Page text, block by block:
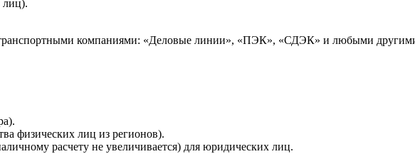
лиц).
компаниями: «Деловые линии», «ПЭК», «СДЭК» и любыми
физических лиц из регионов).
расчету не увеличивается) для юридических лиц.